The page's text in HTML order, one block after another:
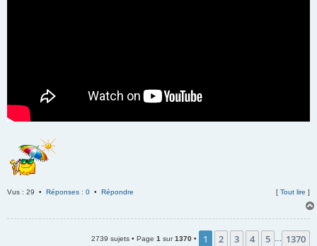
Vus : 29 • Réponses : 0 • Répondre [ Tout lire ]
2739 sujets • Page 1 sur1370 • 1 2 3 4 5 1370